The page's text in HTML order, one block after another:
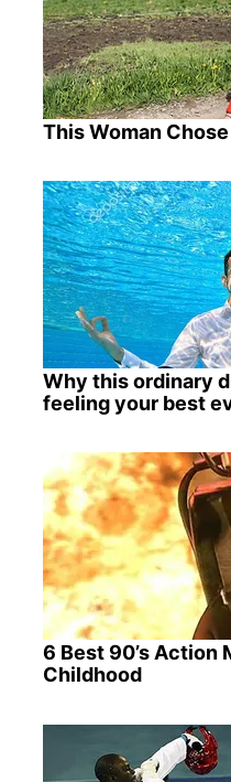
This Woman
Why this ordinary
feeling your best
6 Best 90’s Action
Childhood